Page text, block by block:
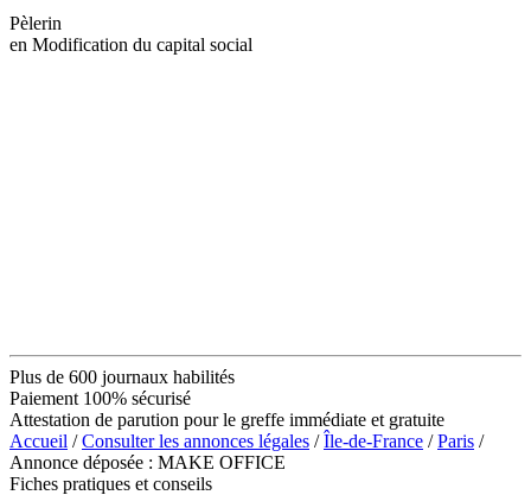
Pèlerin
en Modification du capital social
Plus de 600 journaux habilités
Paiement 100% sécurisé
Attestation de parution pour le greffe immédiate et gratuite
Accueil /Consulter les annonces légales /Île-de-France /Paris /
Annonce déposée : MAKE OFFICE
Fiches pratiques et conseils